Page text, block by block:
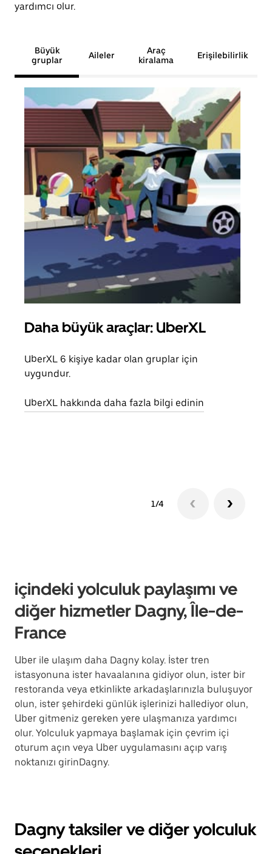
yardımcı olur.
Büyük
gruplar
Aileler
Araç
kiralama
Erişilebilirlik
Daha büyük araçlar: UberXL
UberXL 6 kişiye kadar olan gruplar için
uygundur.
UberXL hakkında daha fazla bilgi edinin
1/4
içindeki yolculuk paylaşımı ve
diğer hizmetler Dagny, Île-de-
France
Uber ile ulaşım daha Dagny kolay. İster tren
istasyonuna ister havaalanına gidiyor olun, ister bir
restoranda veya etkinlikte arkadaşlarınızla buluşuyor
olun, ister şehirdeki günlük işlerinizi hallediyor olun,
Uber gitmeniz gereken yere ulaşmanıza yardımcı
olur. Yolculuk yapmaya başlamak için çevrim içi
oturum açın veya Uber uygulamasını açıp varış
noktanızı girinDagny.
Dagny taksiler ve diğer yolculuk